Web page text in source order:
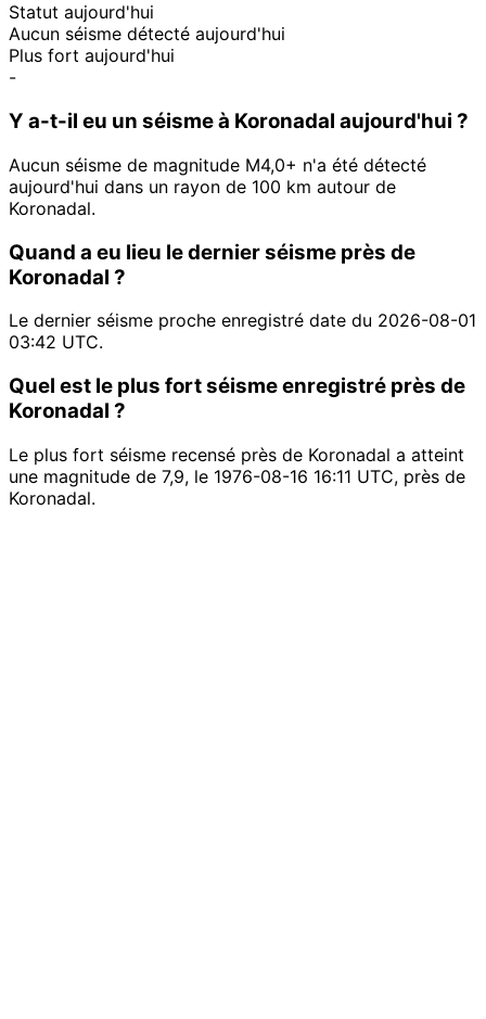
Statut aujourd'hui
Aucun séisme détecté aujourd'hui
Plus fort aujourd'hui
-
Y a-t-il eu un séisme à Koronadal aujourd'hui ?
Aucun séisme de magnitude M4,0+ n'a été détecté
aujourd'hui dans un rayon de 100 km autour de
Koronadal.
Quand a eu lieu le dernier séisme près de
Koronadal ?
Le dernier séisme proche enregistré date du 2026-08-01
03:42 UTC.
Quel est le plus fort séisme enregistré près de
Koronadal ?
Le plus fort séisme recensé près de Koronadal a atteint
une magnitude de 7,9, le 1976-08-16 16:11 UTC, près de
Koronadal.